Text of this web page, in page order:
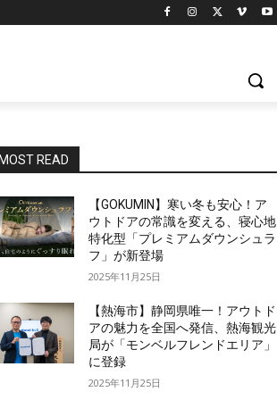
READ
【GOKUMIN】寒い冬も安心！ア
ウトドアの常識を変える、寝心地
特化型「プレミアムダウンシュラ
フ」が新登場
2025年11月25日
【熱海市】静岡県唯一！アウトド
アの魅力を全国へ発信、熱海観光
局が「モンベルフレンドエリア」
に登録
2025年11月25日